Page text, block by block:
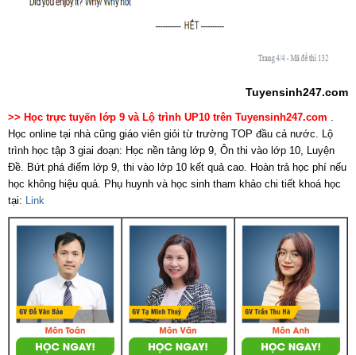
Tuyensinh247.com
>> Học trực tuyến lớp 9 và Lộ trình UP10 trên Tuyensinh247.com .
Học online tại nhà cũng giáo viên giỏi từ trường TOP đầu cả nước. Lộ
trình học tập 3 giai đoạn: Học nền tảng lớp 9, Ôn thi vào lớp 10, Luyện
Đề. Bứt phá điểm lớp 9, thi vào lớp 10 kết quả cao. Hoàn trả học phí nếu
học không hiệu quả. Phụ huynh và học sinh tham khảo chi tiết khoá học
tại: Link